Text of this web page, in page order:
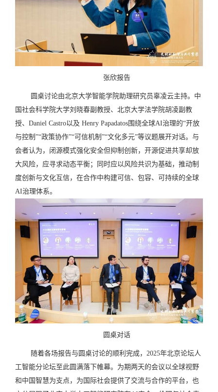
张欣报告
圆桌讨论由北京大学智能学院助理研究员辜凌云主持。中
国社会科学院大学刘晓春副教授、北京大学法学院胡凌副教
授、Daniel Castro以及Henry Papadatos 围绕全球AI治理的“开放
与控制”“政策协作”“可信机制”“文化多元”等议题展开对话。与
会者认为，闭源模式强化安全但抑制创新，开源促进共享却放
大风险，应寻求动态平衡；同时应以风险共识为基础，推动制
度创新与文化互信，在合作中构建可信、包容、可持续的全球
AI治理体系。
圆桌对话
随着各场报告与圆桌讨论的顺利完成， 2025年北京论坛人
工智能分论坛至此圆满落下帷幕。为期两天的会议以全球视野
和中国智慧为支点，为国际社会提供了交流与合作的平台，也